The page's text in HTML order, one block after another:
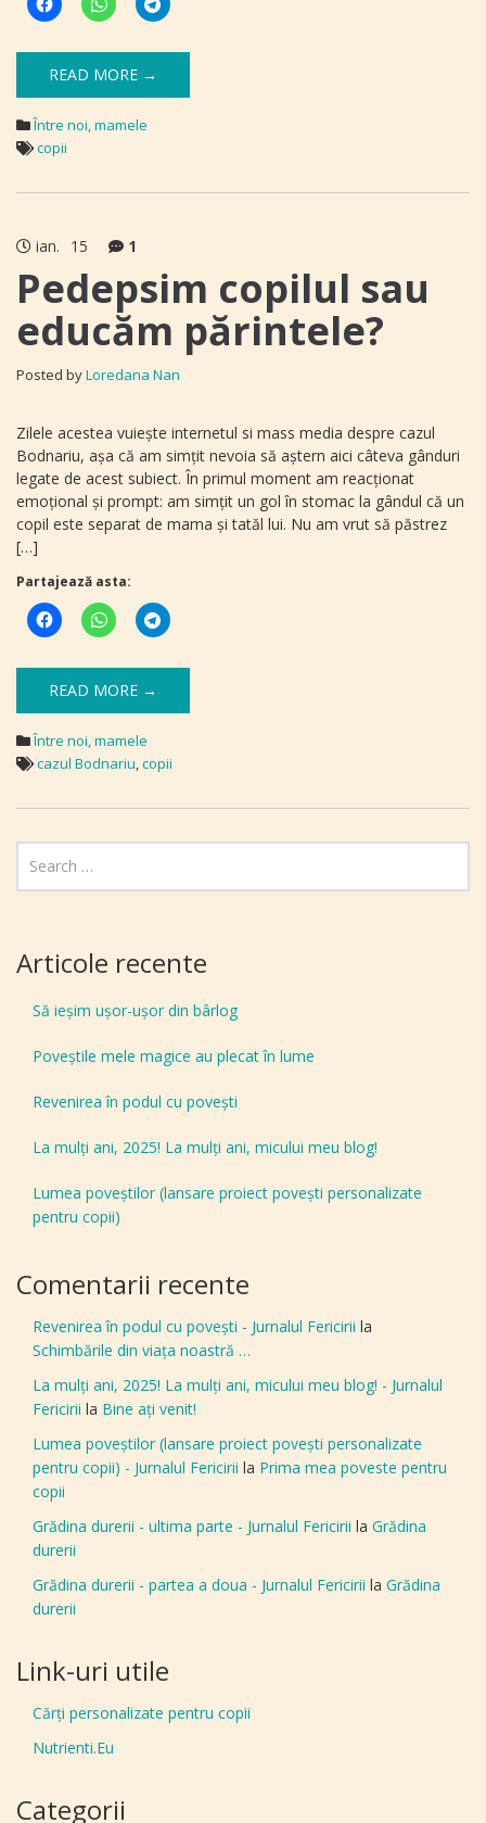
READ MORE →
Între noi, mamele
copii
ian. 15 1
Pedepsim copilul sau
educăm părintele?
Posted byLoredana Nan
Zilele acestea vuieşte internetul si mass media despre cazul
Bodnariu, așa că am simţit nevoia să aştern aici câteva gânduri
legate de acest subiect. În primul moment am reacţionat
emoţional şi prompt: am simţit un gol în stomac la gândul că un
copil este separat de mama şi tatăl lui. Nu am vrut să păstrez
[…]
Partajează asta:
READ MORE →
Între noi, mamele
cazul Bodnariu,copii
Articole recente
Să ieșim ușor-ușor din bârlog
Poveștile mele magice au plecat în lume
Revenirea în podul cu povești
La mulți ani, 2025! La mulți ani, micului meu blog!
Lumea poveștilor (lansare proiect povești personalizate
pentru copii)
Comentarii recente
Revenirea în podul cu povești - Jurnalul Fericirii la
Schimbările din viața noastră …
La mulți ani, 2025! La mulți ani, micului meu blog! - Jurnalul
Fericirii la Bine aţi venit!
Lumea poveștilor (lansare proiect povești personalizate
pentru copii) - Jurnalul Fericirii la Prima mea poveste pentru
copii
Grădina durerii - ultima parte - Jurnalul Fericirii la Grădina
durerii
Grădina durerii - partea a doua - Jurnalul Fericirii la Grădina
durerii
Link-uri utile
Cărți personalizate pentru copii
Nutrienti.Eu
Categorii